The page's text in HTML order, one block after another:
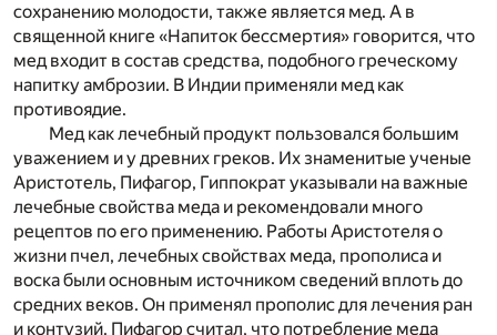
сохранению молодости, также является мед. А в
священной книге «Напиток бессмертия» говорится, что
мед входит в состав средства, подобного греческому
напитку амброзии. В Индии применяли мед как
противоядие.
Мед как лечебный продукт пользовался большим
уважением и у древних греков. Их знаменитые ученые
Аристотель, Пифагор, Гиппократ указывали на важные
лечебные свойства меда и рекомендовали много
рецептов по его применению. Работы Аристотеля о
жизни пчел, лечебных свойствах меда, прополиса и
воска были основным источником сведений вплоть до
средних веков. Он применял прополис для лечения ран
и контузий. Пифагор считал, что потребление меда